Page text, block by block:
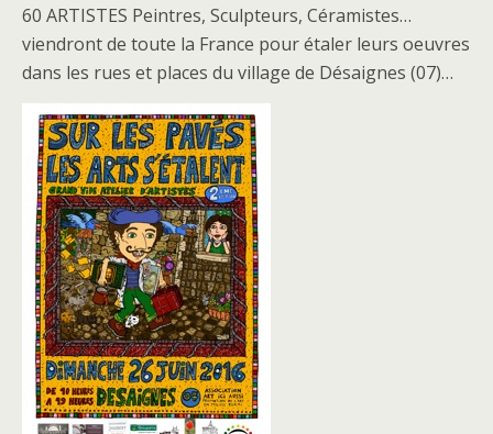
60 ARTISTES Peintres, Sculpteurs, Céramistes…
viendront de toute la France pour étaler leurs oeuvres
dans les rues et places du village de Désaignes (07)…